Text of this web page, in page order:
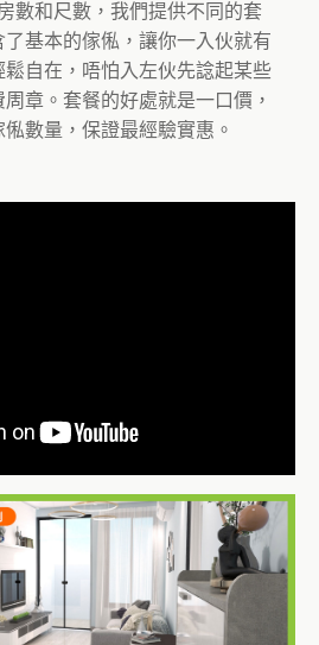
數和尺數，我們提供不同的套
基本的傢俬，讓你一入伙就有
自在，唔怕入左伙先諗起某些
章。套餐的好處就是一口價，
數量，保證最經驗實惠。